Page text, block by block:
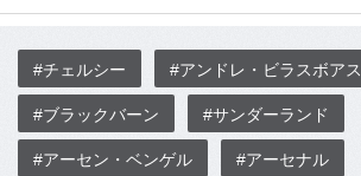
#チェルシー #アンドレ・ビラスボアス
#ブラックバーン #サンダーランド
#アーセン・ベンゲル #アーセナル